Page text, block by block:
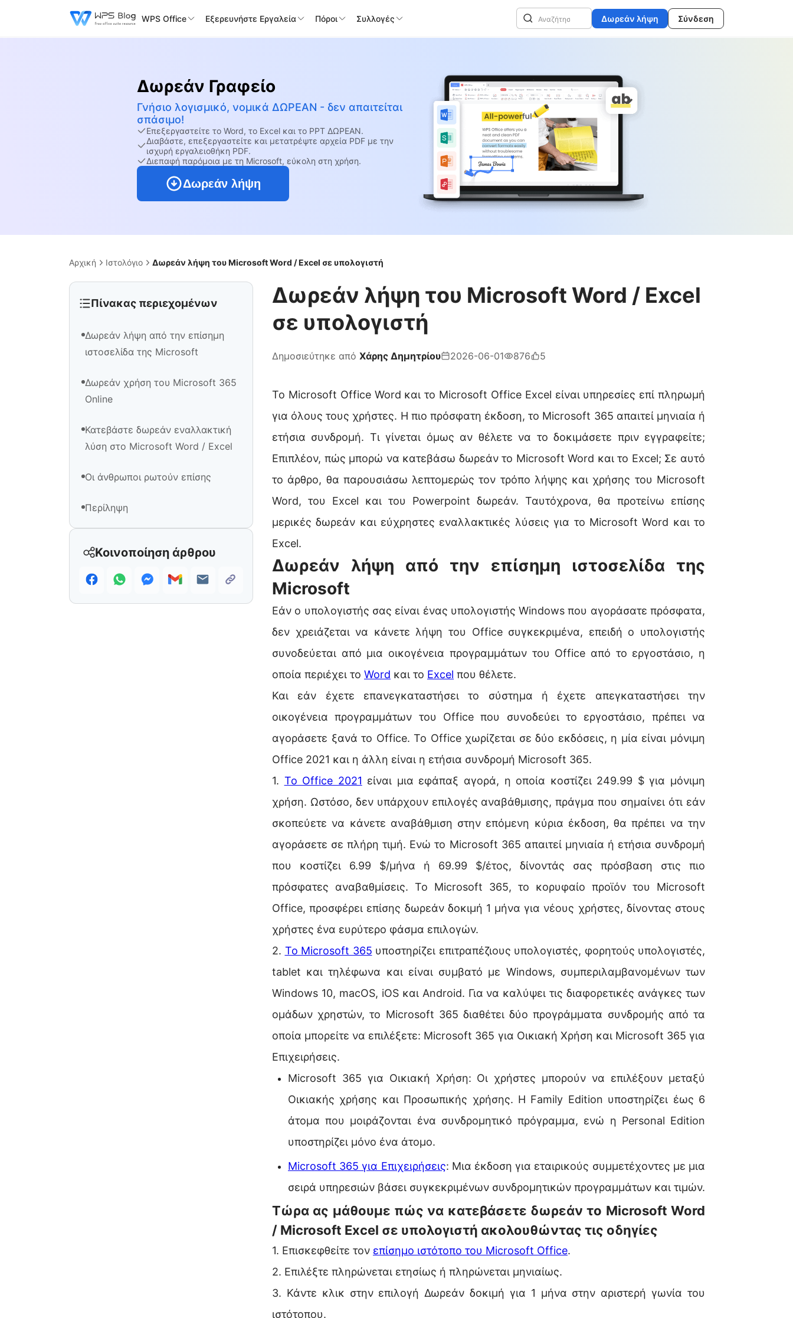
WPS Office Εξερευνήστε Εργαλεία Πόροι Συλλογές Δωρεάν λήψη Σύνδεση
Δωρεάν Γραφείο
Γνήσιο λογισμικό, νομικά ΔΩΡΕΑΝ - δεν απαιτείται
σπάσιμο!
Επεξεργαστείτε το Word, το Excel και το PPT ΔΩΡΕΑΝ.
Διαβάστε, επεξεργαστείτε και μετατρέψτε αρχεία PDF με την
ισχυρή εργαλειοθήκη PDF.
Διεπαφή παρόμοια με τη Microsoft, εύκολη στη χρήση.
Δωρεάν λήψη
Αρχική Ιστολόγιο Δωρεάν λήψη του Microsoft Word / Excel σε υπολογιστή
Πίνακας περιεχομένων
Δωρεάν λήψη από την επίσημη
ιστοσελίδα της Microsoft
Δωρεάν χρήση του Microsoft 365
Online
Κατεβάστε δωρεάν εναλλακτική
λύση στο Microsoft Word / Excel
Οι άνθρωποι ρωτούν επίσης
Περίληψη
Κοινοποίηση άρθρου
Δωρεάν λήψη του Microsoft Word / Excel
σε υπολογιστή
Δημοσιεύτηκε από Χάρης Δημητρίου 2026-06-01 876 5
Το Microsoft Office Word και το Microsoft Office Excel είναι υπηρεσίες επί πληρωμή
για όλους τους χρήστες. Η πιο πρόσφατη έκδοση, το Microsoft 365 απαιτεί μηνιαία ή
ετήσια συνδρομή. Τι γίνεται όμως αν θέλετε να το δοκιμάσετε πριν εγγραφείτε;
Επιπλέον, πώς μπορώ να κατεβάσω δωρεάν το Microsoft Word και το Excel; Σε αυτό
το άρθρο, θα παρουσιάσω λεπτομερώς τον τρόπο λήψης και χρήσης του Microsoft
Word, του Excel και του Powerpoint δωρεάν. Ταυτόχρονα, θα προτείνω επίσης
μερικές δωρεάν και εύχρηστες εναλλακτικές λύσεις για το Microsoft Word και το
Excel.
Δωρεάν λήψη από την επίσημη ιστοσελίδα της
Microsoft
Εάν ο υπολογιστής σας είναι ένας υπολογιστής Windows που αγοράσατε πρόσφατα,
δεν χρειάζεται να κάνετε λήψη του Office συγκεκριμένα, επειδή ο υπολογιστής
συνοδεύεται από μια οικογένεια προγραμμάτων του Office από το εργοστάσιο, η
οποία περιέχει το Word και το Excel που θέλετε.
Και εάν έχετε επανεγκαταστήσει το σύστημα ή έχετε απεγκαταστήσει την
οικογένεια προγραμμάτων του Office που συνοδεύει το εργοστάσιο, πρέπει να
αγοράσετε ξανά το Office. Το Office χωρίζεται σε δύο εκδόσεις, η μία είναι μόνιμη
Office 2021 και η άλλη είναι η ετήσια συνδρομή Microsoft 365.
1. Το Office 2021 είναι μια εφάπαξ αγορά, η οποία κοστίζει 249.99 $ για μόνιμη
χρήση. Ωστόσο, δεν υπάρχουν επιλογές αναβάθμισης, πράγμα που σημαίνει ότι εάν
σκοπεύετε να κάνετε αναβάθμιση στην επόμενη κύρια έκδοση, θα πρέπει να την
αγοράσετε σε πλήρη τιμή. Ενώ το Microsoft 365 απαιτεί μηνιαία ή ετήσια συνδρομή
που κοστίζει 6.99 $/μήνα ή 69.99 $/έτος, δίνοντάς σας πρόσβαση στις πιο
πρόσφατες αναβαθμίσεις. Το Microsoft 365, το κορυφαίο προϊόν του Microsoft
Office, προσφέρει επίσης δωρεάν δοκιμή 1 μήνα για νέους χρήστες, δίνοντας στους
χρήστες ένα ευρύτερο φάσμα επιλογών.
2. Το Microsoft 365 υποστηρίζει επιτραπέζιους υπολογιστές, φορητούς υπολογιστές,
tablet και τηλέφωνα και είναι συμβατό με Windows, συμπεριλαμβανομένων των
Windows 10, macOS, iOS και Android. Για να καλύψει τις διαφορετικές ανάγκες των
ομάδων χρηστών, το Microsoft 365 διαθέτει δύο προγράμματα συνδρομής από τα
οποία μπορείτε να επιλέξετε: Microsoft 365 για Οικιακή Χρήση και Microsoft 365 για
Επιχειρήσεις.
Microsoft 365 για Οικιακή Χρήση: Οι χρήστες μπορούν να επιλέξουν μεταξύ
Οικιακής χρήσης και Προσωπικής χρήσης. Η Family Edition υποστηρίζει έως 6
άτομα που μοιράζονται ένα συνδρομητικό πρόγραμμα, ενώ η Personal Edition
υποστηρίζει μόνο ένα άτομο.
Microsoft 365 για Επιχειρήσεις: Μια έκδοση για εταιρικούς συμμετέχοντες με μια
σειρά υπηρεσιών βάσει συγκεκριμένων συνδρομητικών προγραμμάτων και τιμών.
Τώρα ας μάθουμε πώς να κατεβάσετε δωρεάν το Microsoft Word
/ Microsoft Excel σε υπολογιστή ακολουθώντας τις οδηγίες
1. Επισκεφθείτε τον επίσημο ιστότοπο του Microsoft Office.
2. Επιλέξτε πληρώνεται ετησίως ή πληρώνεται μηνιαίως.
3. Κάντε κλικ στην επιλογή Δωρεάν δοκιμή για 1 μήνα στην αριστερή γωνία του
ιστότοπου.